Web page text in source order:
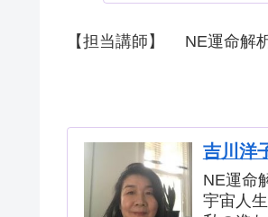
【担当講師】 NE運命解
吉川洋
NE運命
宇宙人